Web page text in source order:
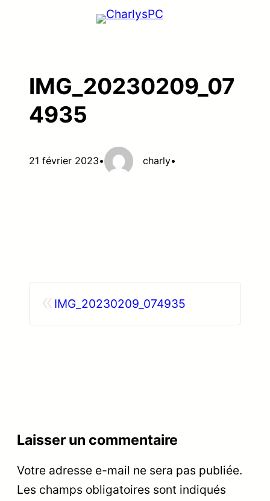
IMG_20230209_07
4935
21 février 2023• charly•
IMG_20230209_074935
Laisser un commentaire
Votre adresse e-mail ne sera pas publiée.
Les champs obligatoires sont indiqués